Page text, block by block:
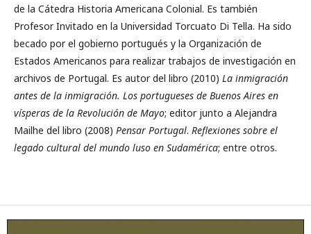
de la Cátedra Historia Americana Colonial. Es también
Profesor Invitado en la Universidad Torcuato Di Tella. Ha sido
becado por el gobierno portugués y la Organización de
Estados Americanos para realizar trabajos de investigación en
archivos de Portugal. Es autor del libro (2010) La inmigración
antes de la inmigración. Los portugueses de Buenos Aires en
vísperas de la Revolución de Mayo; editor junto a Alejandra
Mailhe del libro (2008) Pensar Portugal. Reflexiones sobre el
legado cultural del mundo luso en Sudamérica; entre otros.